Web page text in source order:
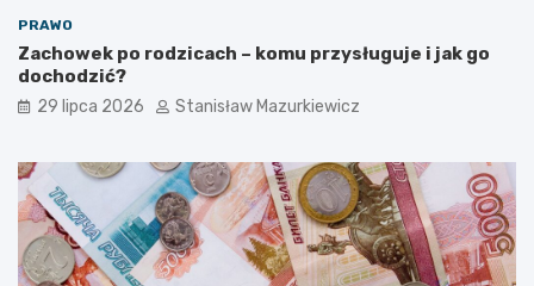
PRAWO
Zachowek po rodzicach – komu przysługuje i jak go
dochodzić?
29 lipca 2026 Stanisław Mazurkiewicz